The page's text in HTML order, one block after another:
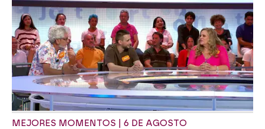
MEJORES MOMENTOS | 6 DE AGOSTO